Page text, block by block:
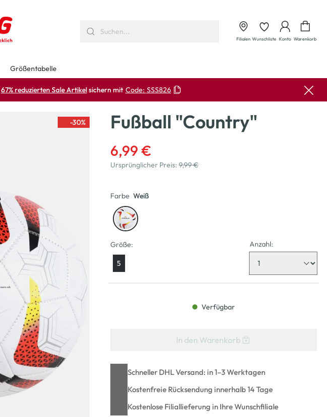
Filialen Wunschliste Konto Warenkorb
Größentabelle
67% reduzierten Sale Artikelsichern mit Code: SSS826
-30% Fußball "Country"
6,99 €
Ursprünglicher Preis: 9,99 €
Farbe Weiß
Größe:
5
Anzahl:
Verfügbar
In den Warenkorb
Schneller DHL Versand: in 1–3 Werktagen
Kostenfreie Rücksendung innerhalb 14 Tage
Kostenlose Filiallieferung in Ihre Wunschfiliale